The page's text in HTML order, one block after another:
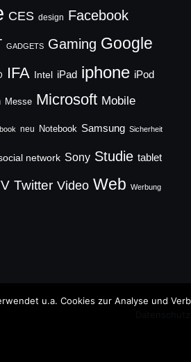
CES design Facebook
GADGETS Gaming Google
IFA Intel iPad iphone iPod
Messe Microsoft Mobile
neu Notebook Samsung Sicherheit
network Sony Studie tablet
Twitter Video Web Werbung
TechFieber Blog
u.a. Cookies zur Analyse und